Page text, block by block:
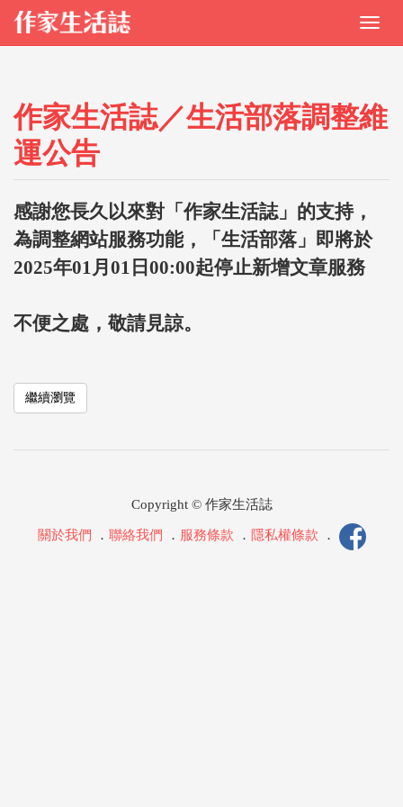
作家生活誌／生活部落調整維
運公告
感謝您長久以來對「作家生活誌」的支持，
為調整網站服務功能，「生活部落」即將於
2025年01月01日00:00起停止新增文章服務
不便之處，敬請見諒。
繼續瀏覽
Copyright © 作家生活誌
關於我們 ． 聯絡我們 ． 服務條款 ． 隱私權條款 ．